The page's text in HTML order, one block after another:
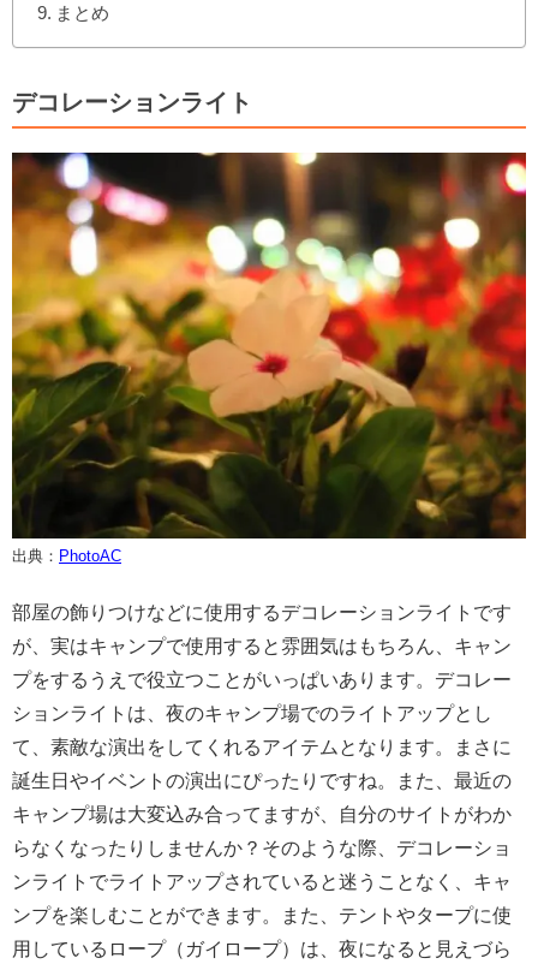
まとめ
デコレーションライト
出典： PhotoAC
部屋の飾りつけなどに使用するデコレーションライトです
が、実はキャンプで使用すると雰囲気はもちろん、キャン
プをするうえで役立つことがいっぱいあります。デコレー
ションライトは、夜のキャンプ場でのライトアップとし
て、素敵な演出をしてくれるアイテムとなります。まさに
誕生日やイベントの演出にぴったりですね。また、最近の
キャンプ場は大変込み合ってますが、自分のサイトがわか
らなくなったりしませんか？そのような際、デコレーショ
ンライトでライトアップされていると迷うことなく、キャ
ンプを楽しむことができます。また、テントやタープに使
用しているロープ（ガイロープ）は、夜になると見えづら